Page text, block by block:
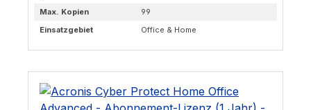
Max. Kopien
99
Einsatzgebiet
Office & Home